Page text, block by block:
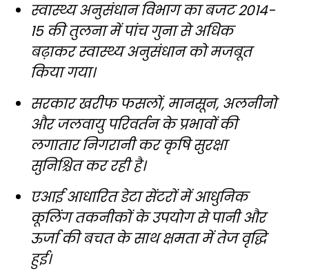
स्वास्थ्य अनुसंधान विभाग का बजट 2014-
15 की तुलना में पांच गुना से अधिक
बढ़ाकर स्वास्थ्य अनुसंधान को मजबूत
किया गया।
सरकार खरीफ फसलों, मानसून, अलनीनो
और जलवायु परिवर्तन के प्रभावों की
लगातार निगरानी कर कृषि सुरक्षा
सुनिश्चित कर रही है।
एआई आधारित डेटा सेंटरों में आधुनिक
कूलिंग तकनीकों के उपयोग से पानी और
ऊर्जा की बचत के साथ क्षमता में तेज वृद्धि
हुई।